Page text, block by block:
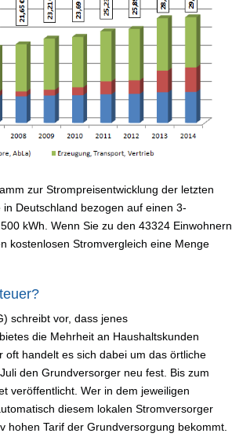
zur Strompreisentwicklung der letzten
Deutschland bezogen auf einen 3-
kWh. Wenn Sie zu den 43324 Einwohnern
kostenlosen Stromvergleich eine Menge
schreibt vor, dass jenes
die Mehrheit an Haushaltskunden
handelt es sich dabei um das örtliche
den Grundversorger neu fest. Bis zum
veröffentlicht. Wer in dem jeweiligen
diesem lokalen Stromversorger
Tarif der Grundversorgung bekommt.